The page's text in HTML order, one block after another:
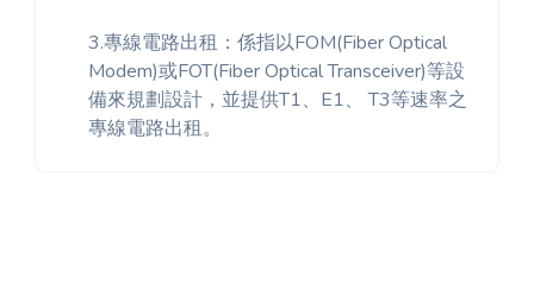
3.專線電路出租：係指以FOM(Fiber Optical
Modem)或FOT(Fiber Optical Transceiver)等設
備來規劃設計，並提供T1、E1、 T3等速率之
專線電路出租。